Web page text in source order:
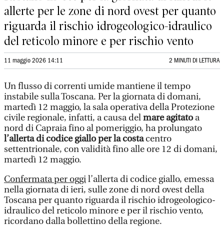
allerte per le zone di nord ovest per quanto
riguarda il rischio idrogeologico-idraulico
del reticolo minore e per rischio vento
11 maggio 2026 14:11 2 MINUTI DI LETTURA
Un flusso di correnti umide mantiene il tempo
instabile sulla Toscana. Per la giornata di domani,
martedì 12 maggio, la sala operativa della Protezione
civile regionale, infatti, a causa delmare agitatoa
nord di Capraia fino al pomeriggio, ha prolungato
l’allerta di codice giallo per la costacentro
settentrionale, con validità fino alle ore 12 di domani,
martedì 12 maggio.
Confermata per oggil’allerta di codice giallo, emessa
nella giornata di ieri, sulle zone di nord ovest della
Toscana per quanto riguarda il rischio idrogeologico-
idraulico del reticolo minore e per il rischio vento,
ricordano dalla bollettino della regione.